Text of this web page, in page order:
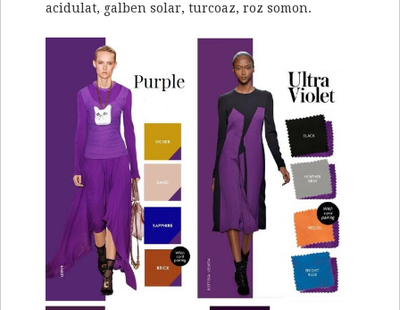
acidulat, galben solar, turcoaz, roz somon.